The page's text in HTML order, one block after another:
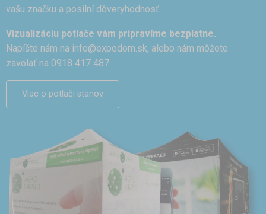
vašu značku a posilní dôveryhodnosť.
Vizualizáciu potlače vám pripravíme bezplatne.
Napíšte nám na info@expodom.sk, alebo nám môžete
zavolať na 0918 417 487
Viac o potlači stanov